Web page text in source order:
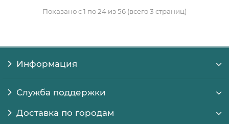
Показано с 1 по 24 из 56 (всего 3 страниц)
Информация
Служба поддержки
Доставка по городам